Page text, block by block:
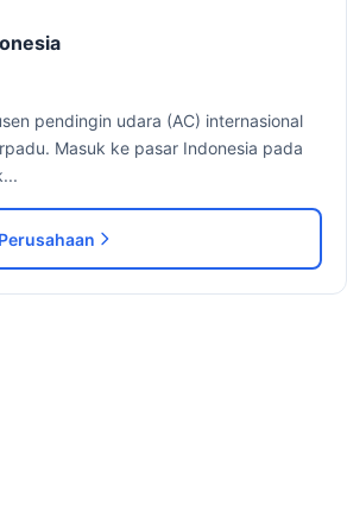
pendingin udara (AC) internasional
Masuk ke pasar Indonesia pada